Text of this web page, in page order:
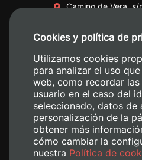
Camino de Vera,
+34 620
Cookies y política de
Utilizamos cookies
para analizar el uso
web, como recordar
usuario en el caso del
seleccionado, datos de
personalización de la
obtener más
cómo cambiar la
nuestra Política de